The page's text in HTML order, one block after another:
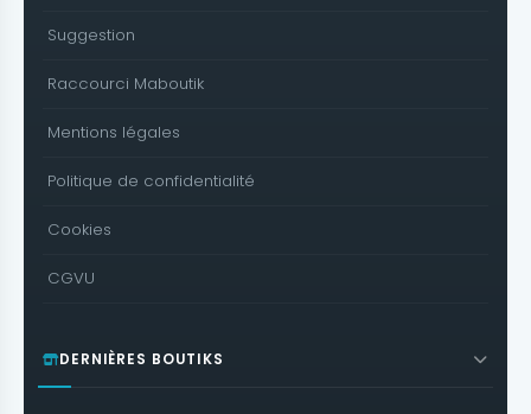
Suggestion
Raccourci Maboutik
Mentions légales
Politique de confidentialité
Cookies
CGVU
DERNIÈRES BOUTIKS